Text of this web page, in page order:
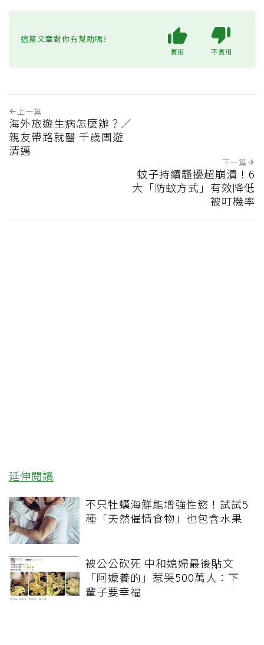
這篇文章對你有幫助嗎?
實用 不實用
上一篇
海外旅遊生病怎麼辦？／
親友帶路就醫 千歲團遊
清邁
下一篇
蚊子持續騷擾超崩潰！6
大「防蚊方式」有效降低
被叮機率
延伸閱讀
不只牡蠣海鮮能增強性慾！試試5
種「天然催情食物」也包含水果
被公公砍死 中和媳婦最後貼文
「阿嬤養的」惹哭500萬人：下
輩子要幸福